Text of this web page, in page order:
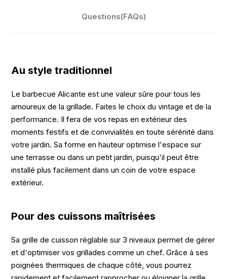
Questions(FAQs)
Au style traditionnel
Le barbecue Alicante est une valeur sûre pour tous les
amoureux de la grillade. Faites le choix du vintage et de la
performance. Il fera de vos repas en extérieur des
moments festifs et de convivialités en toute sérénité dans
votre jardin. Sa forme en hauteur optimise l'espace sur
une terrasse ou dans un petit jardin, puisqu'il peut être
installé plus facilement dans un coin de votre espace
extérieur.
Pour des cuissons maîtrisées
Sa grille de cuisson réglable sur 3 niveaux permet de gérer
et d'optimiser vos grillades comme un chef. Grâce à ses
poignées thermiques de chaque côté, vous pourrez